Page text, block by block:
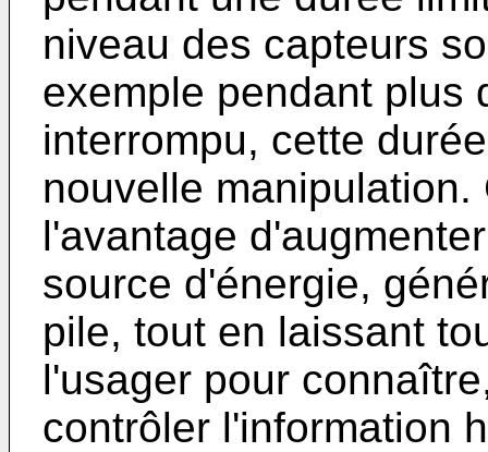
niveau des capteurs
exemple pendant plus
interrompu, cette
nouvelle
l'avantage
source d'énergie,
pile, tout en laissant
l'usager pour
contrôler l'information